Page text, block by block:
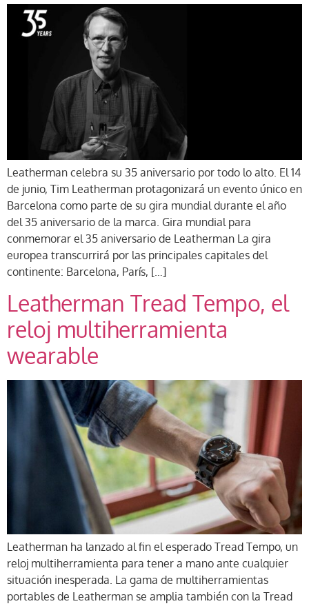
Leatherman celebra su 35 aniversario por todo lo alto. El 14
de junio, Tim Leatherman protagonizará un evento único en
Barcelona como parte de su gira mundial durante el año
del 35 aniversario de la marca. Gira mundial para
conmemorar el 35 aniversario de Leatherman La gira
europea transcurrirá por las principales capitales del
continente: Barcelona, París, […]
Leatherman Tread Tempo, el
reloj multiherramienta
wearable
Leatherman ha lanzado al fin el esperado Tread Tempo, un
reloj multiherramienta para tener a mano ante cualquier
situación inesperada. La gama de multiherramientas
portables de Leatherman se amplia también con la Tread